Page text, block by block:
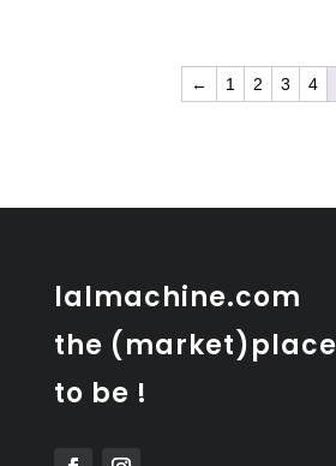
← 1 2 3 4
lalmachine.com
the (market)place
to be !